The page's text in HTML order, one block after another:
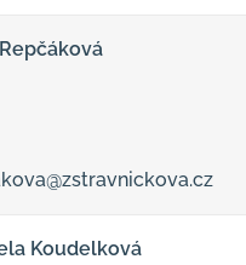
Koudelková